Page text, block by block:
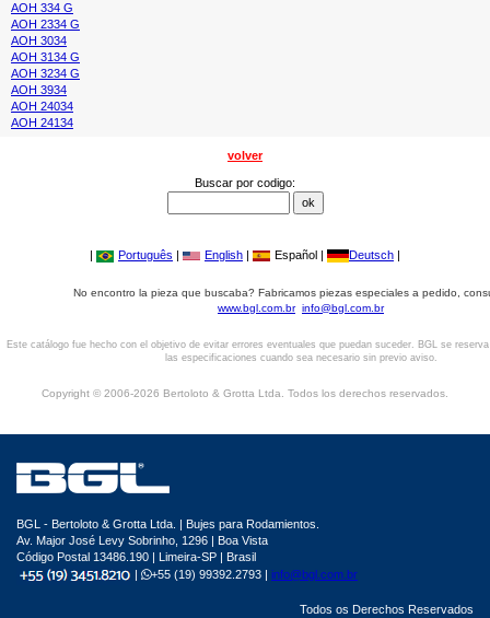
AOH 334 G
AOH 2334 G
AOH 3034
AOH 3134 G
AOH 3234 G
AOH 3934
AOH 24034
AOH 24134
volver
Buscar por codigo:
| Português | English | Español | Deutsch |
No encontro la pieza que buscaba? Fabricamos piezas especiales a pedido,
www.bgl.com.br info@bgl.com.br
Este catálogo fue hecho con el objetivo de evitar errores eventuales que puedan suceder. BGL se
las especificaciones cuando sea necesario sin previo aviso.
Copyright © 2006-2026 Bertoloto & Grotta Ltda. Todos los derechos reservados.
BGL - Bertoloto & Grotta Ltda. | Bujes para Rodamientos.
Av. Major José Levy Sobrinho, 1296 | Boa Vista
Código Postal 13486.190 | Limeira-SP | Brasil
|
+55 (19) 99392.2793 | info@bgl.com.br
Todos os Derechos Reservados